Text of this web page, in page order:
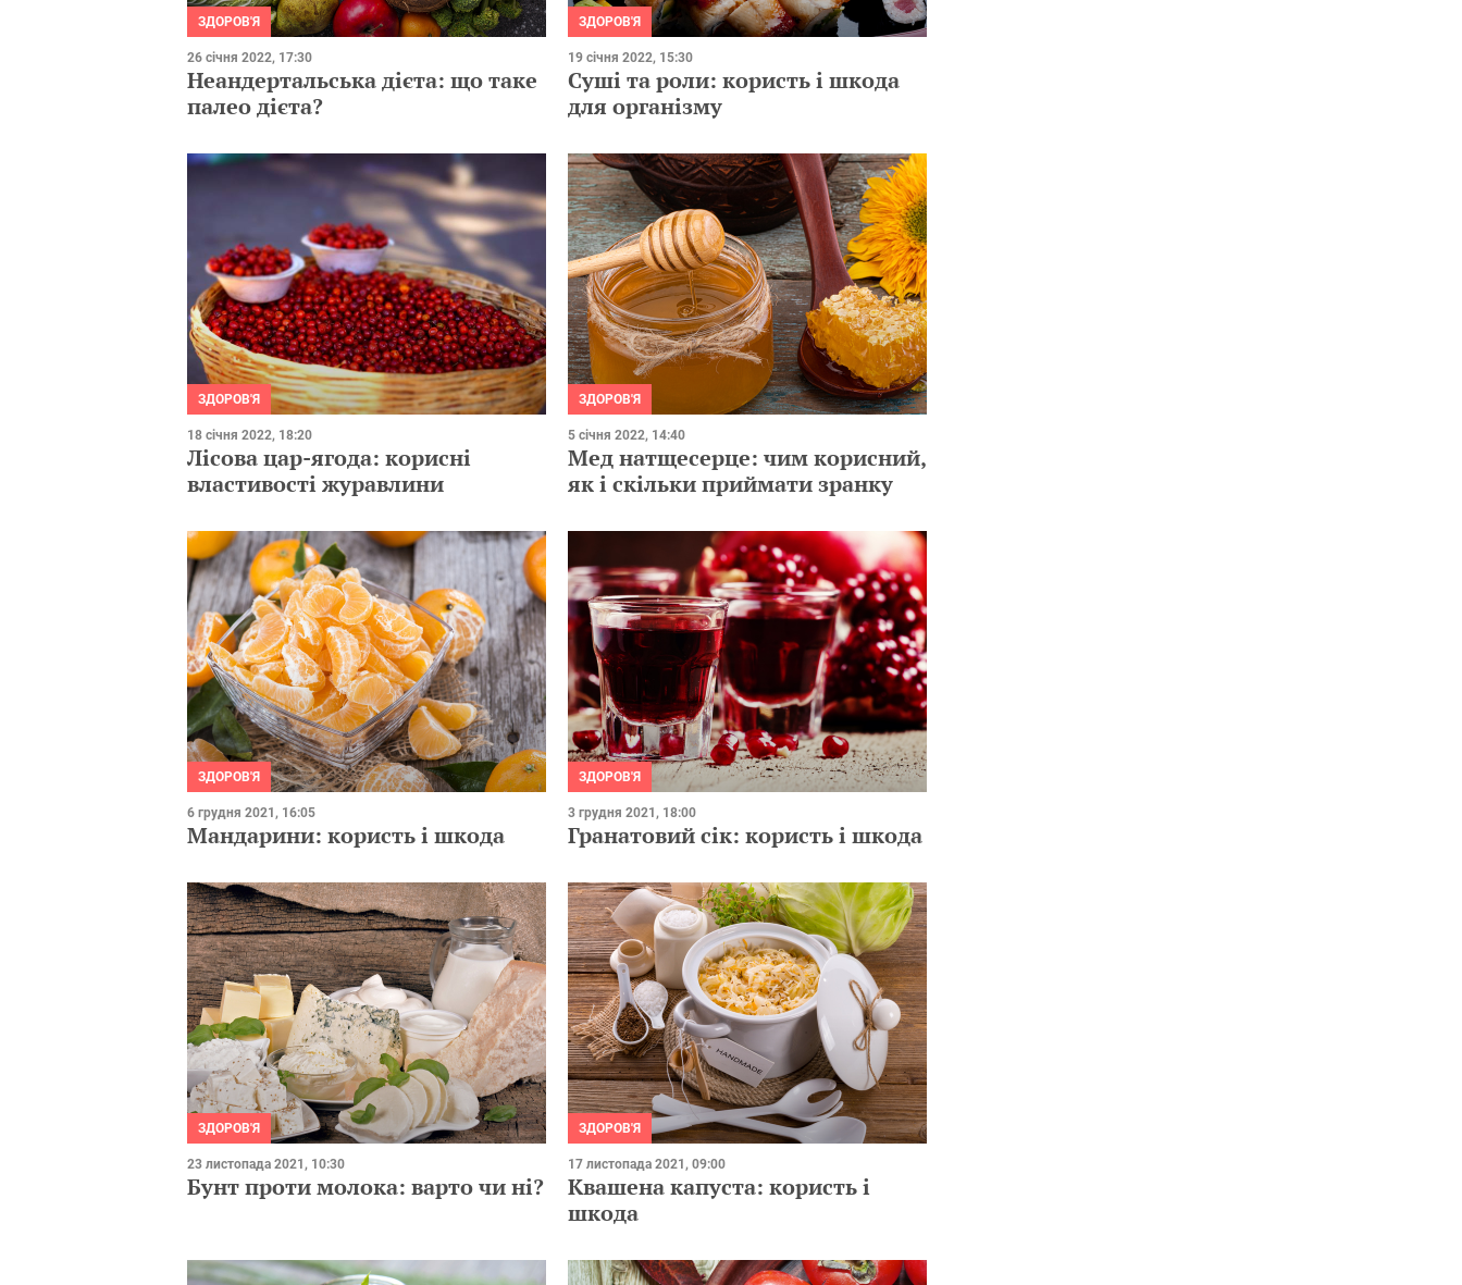
ЗДОРОВ'Я
26 січня 2022, 17:30
Неандертальська дієта: що таке
палео дієта?
ЗДОРОВ'Я
19 січня 2022, 15:30
Суші та роли: користь і шкода
для організму
ЗДОРОВ'Я
18 січня 2022, 18:20
Лісова цар-ягода: корисні
властивості журавлини
ЗДОРОВ'Я
5 січня 2022, 14:40
Мед натщесерце: чим корисний,
як і скільки приймати зранку
ЗДОРОВ'Я
6 грудня 2021, 16:05
Мандарини: користь і шкода
ЗДОРОВ'Я
3 грудня 2021, 18:00
Гранатовий сік: користь і шкода
ЗДОРОВ'Я
23 листопада 2021, 10:30
Бунт проти молока: варто чи ні?
ЗДОРОВ'Я
17 листопада 2021, 09:00
Квашена капуста: користь і
шкода